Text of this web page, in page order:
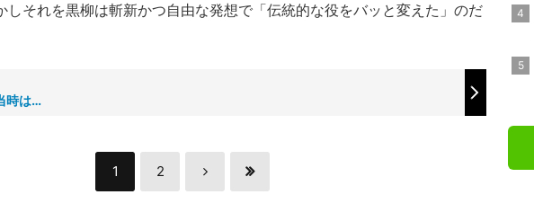
しそれを黒柳は斬新かつ自由な発想で「伝統的な役をバッと変えた」のだ
時は…
1 2